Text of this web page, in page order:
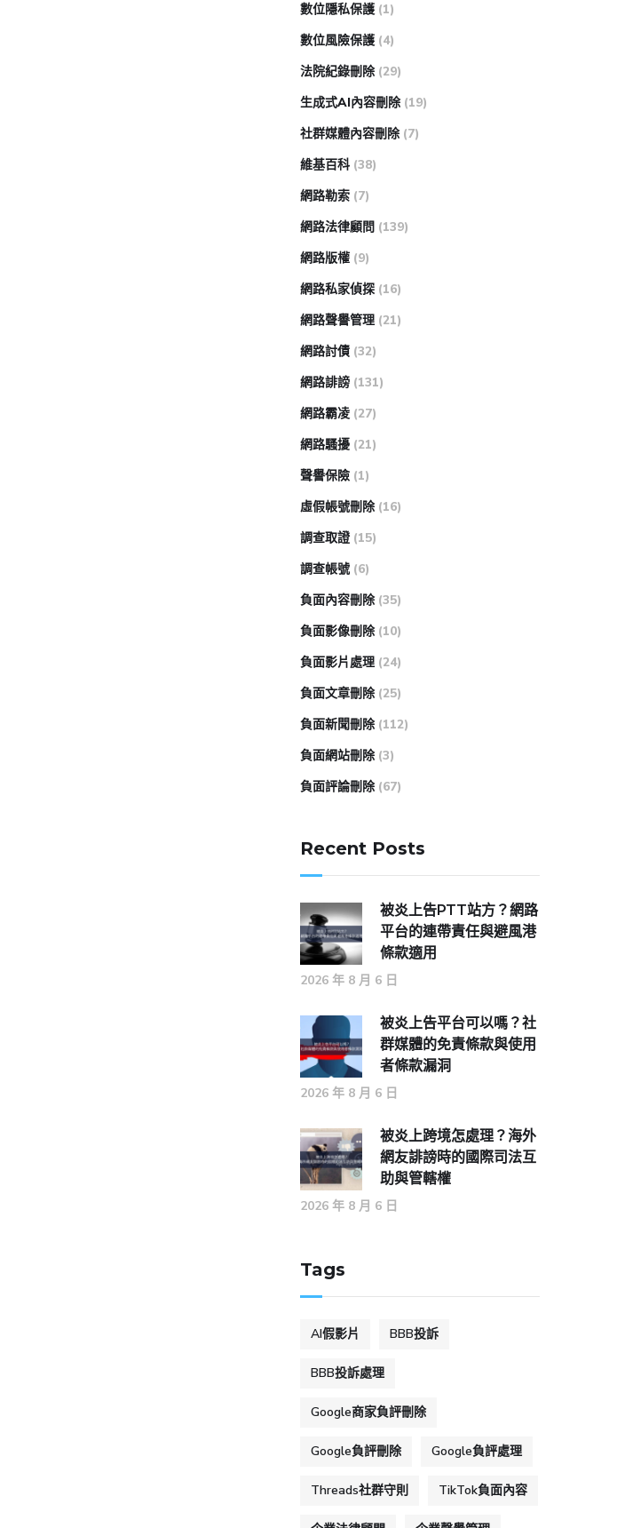
數位隱私保護 (1)
數位風險保護 (4)
法院紀錄刪除 (29)
生成式AI內容刪除 (19)
社群媒體內容刪除 (7)
維基百科 (38)
網路勒索 (7)
網路法律顧問 (139)
網路版權 (9)
網路私家偵探 (16)
網路聲譽管理 (21)
網路討債 (32)
網路誹謗 (131)
網路霸凌 (27)
網路騷擾 (21)
聲譽保險 (1)
虛假帳號刪除 (16)
調查取證 (15)
調查帳號 (6)
負面內容刪除 (35)
負面影像刪除 (10)
負面影片處理 (24)
負面文章刪除 (25)
負面新聞刪除 (112)
負面網站刪除 (3)
負面評論刪除 (67)
Recent Posts
被炎上告PTT站方？網路
平台的連帶責任與避風港
條款適用
2026 年 8 月 6 日
被炎上告平台可以嗎？社
群媒體的免責條款與使用
者條款漏洞
2026 年 8 月 6 日
被炎上跨境怎處理？海外
網友誹謗時的國際司法互
助與管轄權
2026 年 8 月 6 日
Tags
AI假影片 BBB投訴
BBB投訴處理
Google商家負評刪除
Google負評刪除 Google負評處理
Threads社群守則 TikTok負面內容